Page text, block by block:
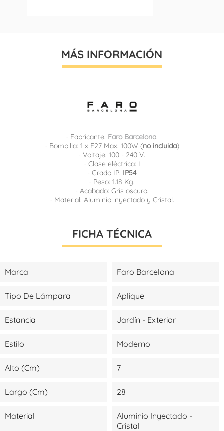
MÁS INFORMACIÓN
- Fabricante. Faro Barcelona.
- Bombilla: 1 x E27 Max. 100W (no incluida)
- Voltaje: 100 - 240 V.
- Clase eléctrica: I
- Grado IP: IP54
- Peso: 1.18 Kg.
- Acabado: Gris oscuro.
- Material: Aluminio inyectado y Cristal.
FICHA TÉCNICA
Marca Faro Barcelona
Tipo De Lámpara Aplique
Estancia Jardín - Exterior
Estilo Moderno
Alto (cm) 7
Largo (cm) 28
Material
Aluminio Inyectado -
Cristal